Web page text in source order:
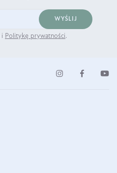
WYŚLIJ
i Politykę prywatności.